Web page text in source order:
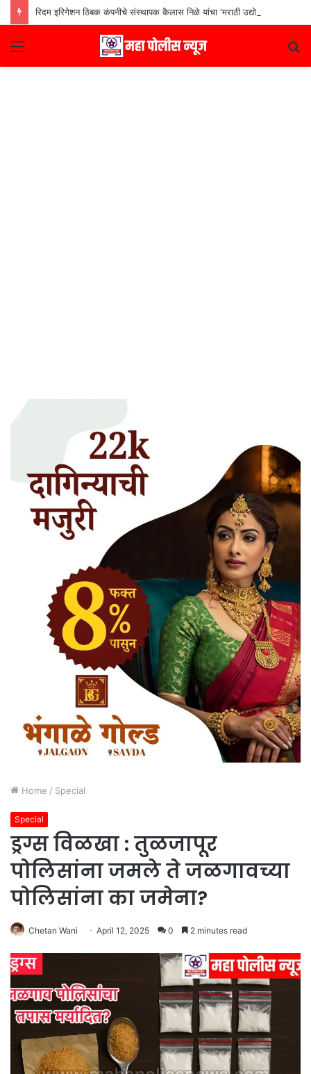
Menu
Home / Special
Special
ड्रग्स विळखा : तुळजापूर
पोलिसांना जमले ते जळगावच्या
पोलिसांना का जमेना?
Chetan Wani April 12, 2025 0 2 minutes read